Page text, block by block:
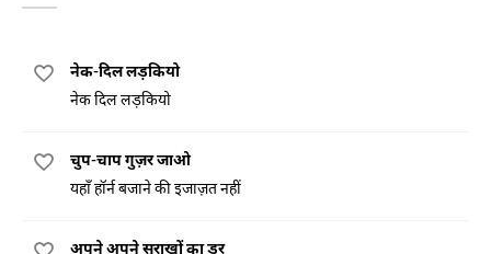
नेक-दिल लड़कियो
नेक दिल लड़कियो
चुप-चाप गुज़र जाओ
यहाँ हॉर्न बजाने की इजाज़त नहीं
अपने अपने सूराख़ों का डर